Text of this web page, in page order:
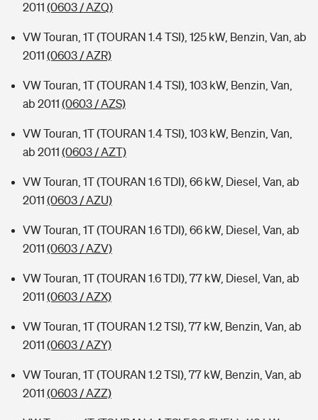
2011 (0603 / AZQ)
VW Touran, 1T (TOURAN 1.4 TSI), 125 kW, Benzin, Van, ab
2011 (0603 / AZR)
VW Touran, 1T (TOURAN 1.4 TSI), 103 kW, Benzin, Van,
ab 2011 (0603 / AZS)
VW Touran, 1T (TOURAN 1.4 TSI), 103 kW, Benzin, Van,
ab 2011 (0603 / AZT)
VW Touran, 1T (TOURAN 1.6 TDI), 66 kW, Diesel, Van, ab
2011 (0603 / AZU)
VW Touran, 1T (TOURAN 1.6 TDI), 66 kW, Diesel, Van, ab
2011 (0603 / AZV)
VW Touran, 1T (TOURAN 1.6 TDI), 77 kW, Diesel, Van, ab
2011 (0603 / AZX)
VW Touran, 1T (TOURAN 1.2 TSI), 77 kW, Benzin, Van, ab
2011 (0603 / AZY)
VW Touran, 1T (TOURAN 1.2 TSI), 77 kW, Benzin, Van, ab
2011 (0603 / AZZ)